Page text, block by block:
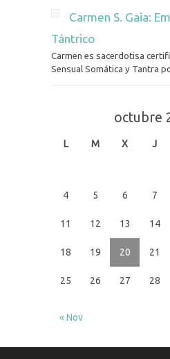
Carmen S. Gaia:
Tántrico
Carmen es sacerdotisa
Sensual Somática y Tantra
octubre
L M X J
4 5 6 7
11 12 13 14
18 19 20 21
25 26 27 28
« Nov